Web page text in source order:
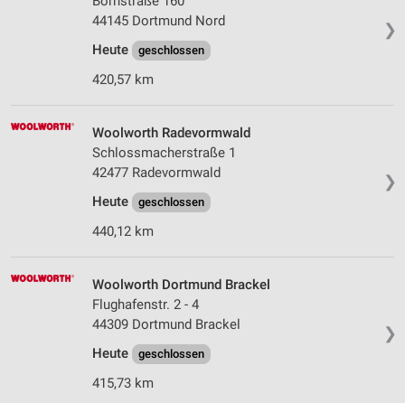
❯
44145 Dortmund Nord
Heute
geschlossen
420,57 km
❯
Woolworth Radevormwald
Schlossmacherstraße 1
42477 Radevormwald
Heute
geschlossen
440,12 km
❯
Woolworth Dortmund Brackel
Flughafenstr. 2 - 4
44309 Dortmund Brackel
Heute
geschlossen
415,73 km
Verwendung genauer Standortdaten
Performance
Werbung